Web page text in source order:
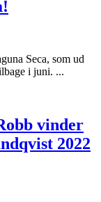
Seca, som ud
i juni. ...
vinder
2022